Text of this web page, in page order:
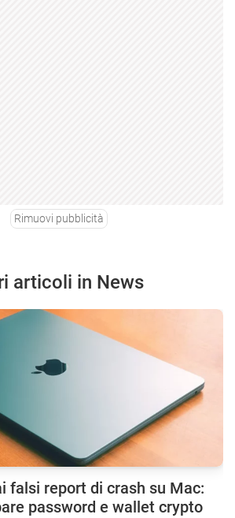
Rimuovi pubblicità
articoli in News
falsi report di crash su Mac:
password e wallet crypto